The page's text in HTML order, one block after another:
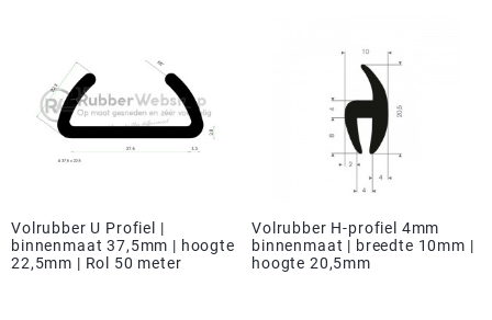
Volrubber U Profiel |
binnenmaat 37,5mm | hoogte
22,5mm | Rol 50 meter
Volrubber H-profiel 4mm
binnenmaat | breedte 10mm |
hoogte 20,5mm